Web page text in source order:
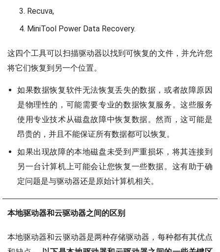
Recuva,
MiniTool Power Data Recovery.
这四个工具可以扫描驱动器以找到可恢复的文件，并允许您
将它们恢复到另一个位置。
如果数据恢复软件无法恢复丢失的数据，或者故障原因
是物理性的，可能需要专业的数据恢复服务。这些服务
使用专业技术从磁盘故障中恢复数据。然而，这可能是
昂贵的，并且不能保证所有数据都可以恢复。
如果出现故障的本地磁盘未受到严重损坏，将其连接到
另一台计算机上可能会让您恢复一些数据。这有助于确
定问题是与驱动器还是原始计算机相关。
本地驱动器和云驱动器之间的区别
本地驱动器和云驱动器是两种存储驱动器，每种都有其优点